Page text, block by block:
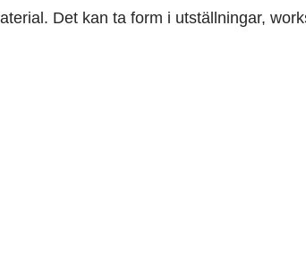
Det kan ta form i utställningar,